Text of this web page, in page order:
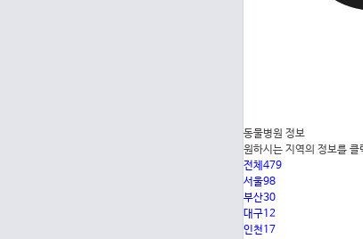
동물병원 정보
원하시는 지역의 정보를
전체 479
서울98
부산30
대구12
인천17